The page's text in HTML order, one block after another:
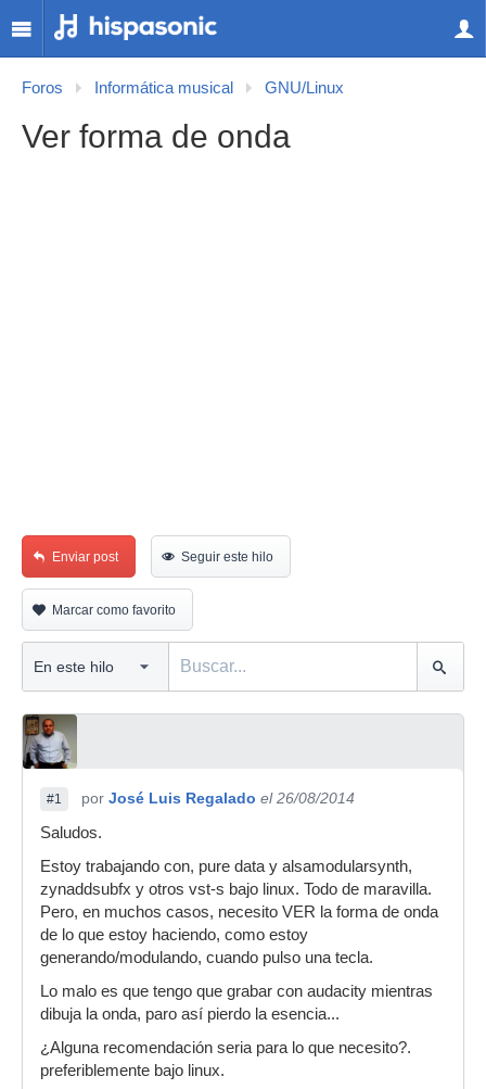
Foros Informática musical GNU/Linux
Ver forma de onda
Enviar post Seguir este hilo
Marcar como favorito
#1 por José Luis Regalado el 26/08/2014
Saludos.
Estoy trabajando con, pure data y alsamodularsynth,
zynaddsubfx y otros vst-s bajo linux. Todo de maravilla.
Pero, en muchos casos, necesito VER la forma de onda
de lo que estoy haciendo, como estoy
generando/modulando, cuando pulso una tecla.
Lo malo es que tengo que grabar con audacity mientras
dibuja la onda, paro así pierdo la esencia...
¿Alguna recomendación seria para lo que necesito?.
preferiblemente bajo linux.